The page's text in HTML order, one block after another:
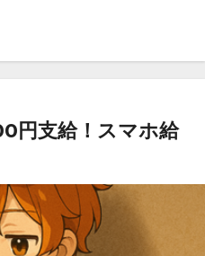
円支給！スマホ給